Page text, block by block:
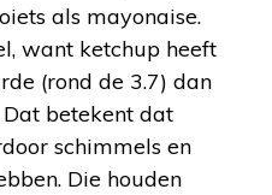
als mayonaise.
want ketchup heeft
(rond de 3.7) dan
betekent dat
schimmels en
Die houden